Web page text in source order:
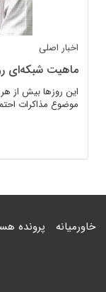
اخبار اصلی
ماهیت شبکه‌ای
این روزها بیش از
موضوع مذاکرات
خاورمیانه پرونده